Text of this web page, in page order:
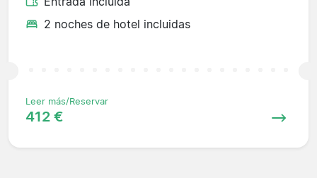
2 noches de hotel incluidas
Leer más/Reservar
412 €